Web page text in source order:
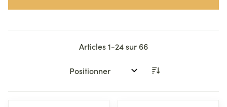
Articles1-24sur 66
Trier par: